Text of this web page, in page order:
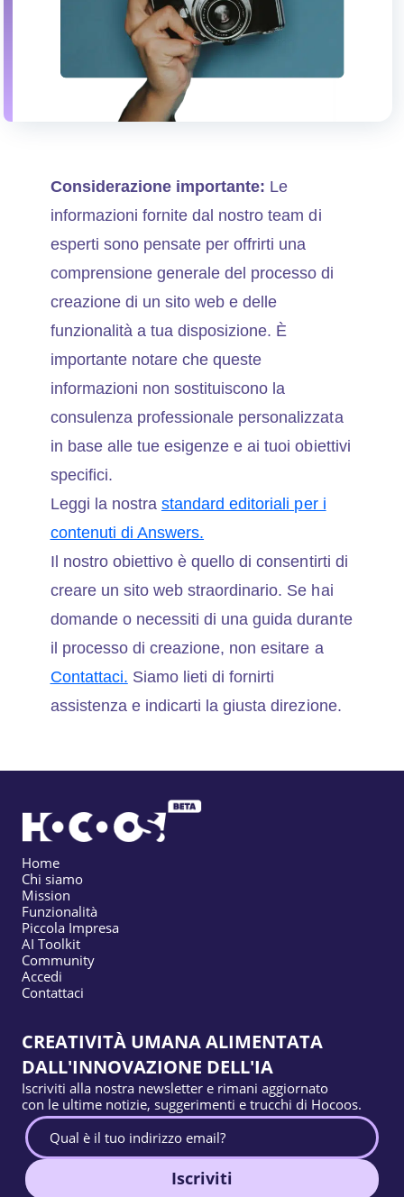
Considerazione importante: Le
informazioni fornite dal nostro team di
esperti sono pensate per offrirti una
comprensione generale del processo di
creazione di un sito web e delle
funzionalità a tua disposizione. È
importante notare che queste
informazioni non sostituiscono la
consulenza professionale personalizzata
in base alle tue esigenze e ai tuoi obiettivi
specifici.
Leggi la nostra standard editoriali per i
contenuti di Answers.
Il nostro obiettivo è quello di consentirti di
creare un sito web straordinario. Se hai
domande o necessiti di una guida durante
il processo di creazione, non esitare a
Contattaci. Siamo lieti di fornirti
assistenza e indicarti la giusta direzione.
Home
Chi siamo
Mission
Funzionalità
Piccola Impresa
AI Toolkit
Community
Accedi
Contattaci
CREATIVITÀ UMANA ALIMENTATA
DALL'INNOVAZIONE DELL'IA
Iscriviti alla nostra newsletter e rimani aggiornato
con le ultime notizie, suggerimenti e trucchi di Hocoos.
Iscriviti